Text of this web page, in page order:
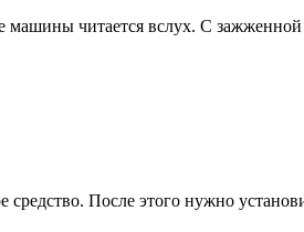
читается вслух. С
После этого нужно